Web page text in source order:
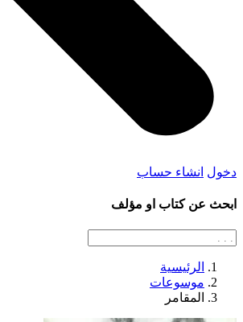
دخول انشاء حساب
ابحث عن كتاب او مؤلف
الرئيسية
موسوعات
المقامر